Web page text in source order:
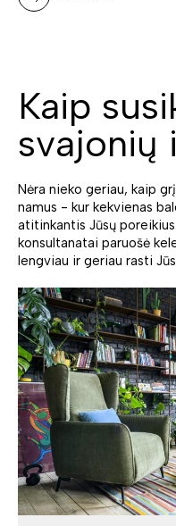
Kaip
svajonių
Nėra nieko geriau, kaip
namus - kur kekvienas
atitinkantis Jūsų
konsultanatai paruošė
lengviau ir geriau rasti